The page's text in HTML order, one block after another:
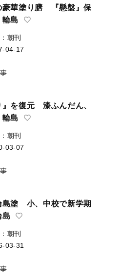
豪華塗り膳 『懸盤』保
島
朝刊
04-17
』を復元 漆ふんだん、
島
朝刊
03-07
島塗 小、中校で新学期
朝刊
03-31